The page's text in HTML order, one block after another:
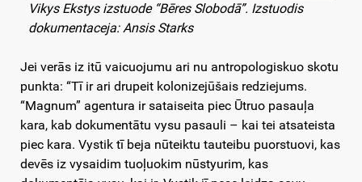
Vikys Ekstys izstuode “Bēres Slobodā”. Izstuodis
dokumentaceja: Ansis Starks
Jei verās iz itū vaicuojumu ari nu antropologiskuo skotu
punkta: “Tī ir ari drupeit kolonizejūšais redziejums.
“Magnum” agentura ir sataiseita piec Ūtruo pasauļa
kara, kab dokumentātu vysu pasauli – kai tei atsateista
piec kara. Vystik tī beja nūteiktu tauteibu puorstuovi, kas
devēs iz vysaidim tuoļuokim nūstyurim, kas